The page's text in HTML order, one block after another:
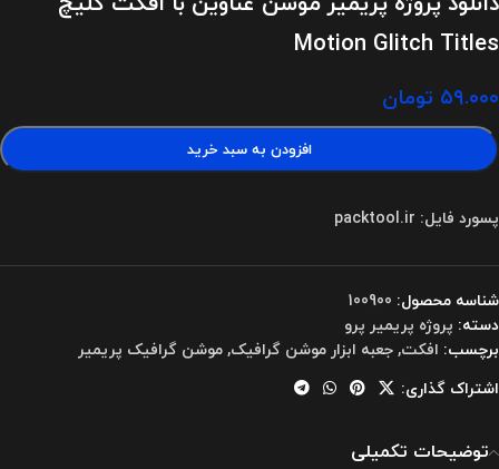
Motion Glitch Titles
۵۹.۰۰۰ تومان
افزودن به سبد خرید
پسورد فایل: packtool.ir
شناسه محصول: 100900
دسته: پروژه پریمیر پرو
برچسب: افکت,جعبه ابزار موشن گرافیک,موشن گرافیک پریمیر
اشتراک گذاری:
توضیحات تکمیلی